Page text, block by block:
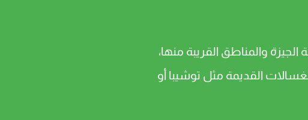
والمناطق القريبة منها،
القديمة مثل توشيبا أو